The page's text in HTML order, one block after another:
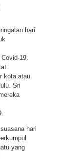
hari
19.
kota atau
Sri
hari
yang